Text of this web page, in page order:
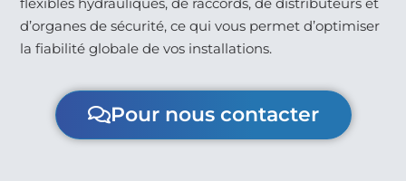
d’organes de sécurité, ce qui vous permet d’optimiser
la fiabilité globale de vos installations.
Pour nous contacter